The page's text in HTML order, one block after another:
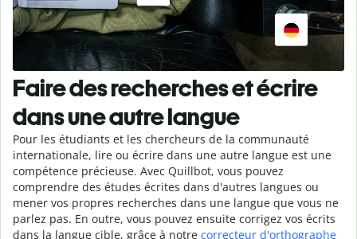
Faire des recherches et écrire
dans une autre langue
Pour les étudiants et les chercheurs de la communauté
internationale, lire ou écrire dans une autre langue est une
compétence précieuse. Avec Quillbot, vous pouvez
comprendre des études écrites dans d'autres langues ou
mener vos propres recherches dans une langue que vous ne
parlez pas. En outre, vous pouvez ensuite corrigez vos écrits
dans la langue cible, grâce à notre correcteur d'orthographe